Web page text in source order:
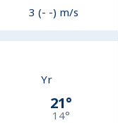
3 (- -) m/s
Yr
21°
14°